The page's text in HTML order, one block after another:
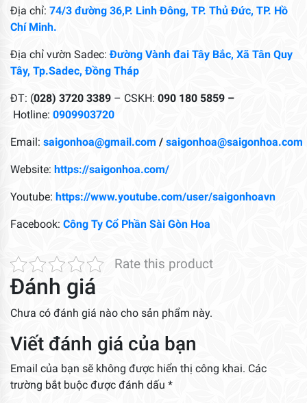
Địa chỉ: 74/3 đường 36,P. Linh Đông, TP. Thủ Đức, TP. Hồ
Chí Minh.
Địa chỉ vườn Sadec:Đường Vành đai Tây Bắc, Xã Tân Quy
Tây, Tp.Sadec, Đồng Tháp
ĐT: (028) 3720 3389 – CSKH: 090 180 5859 –
Hotline: 0909903720
Email: saigonhoa@gmail.com / saigonhoa@saigonhoa.com
Website: https://saigonhoa.com/
Youtube: https://www.youtube.com/user/saigonhoavn
Facebook: Công Ty Cổ Phần Sài Gòn Hoa
Rate this product
Đánh giá
Chưa có đánh giá nào cho sản phẩm này.
Viết đánh giá của bạn
Email của bạn sẽ không được hiển thị công khai. Các
trường bắt buộc được đánh dấu *